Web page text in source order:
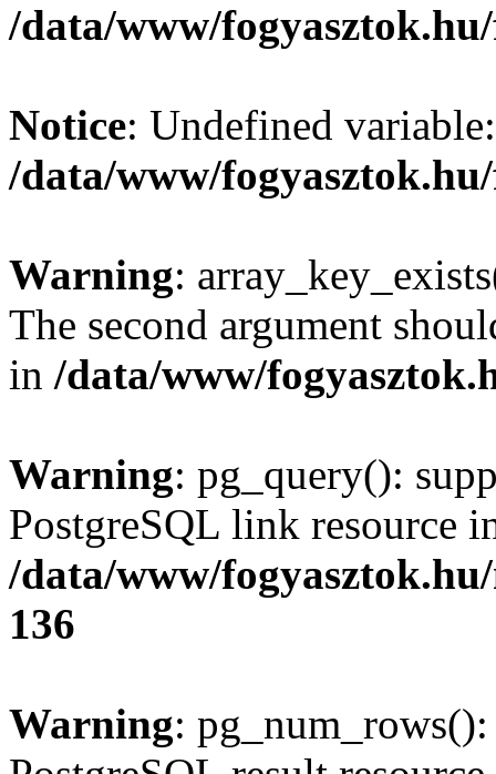
/data/www/
Notice: Undefined
/data/www/
Warning:
The second argument
in /data/www/
Warning: pg_query():
PostgreSQL link resource
/data/www/
136
Warning: